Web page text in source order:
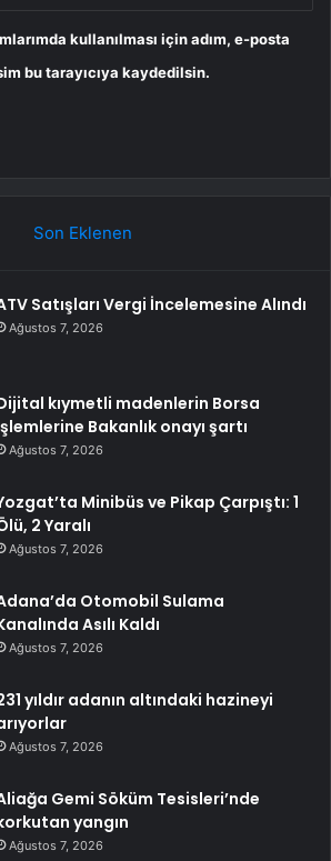
kullanılması için adım, e-posta
bu tarayıcıya kaydedilsin.
Son Eklenen
Satışları Vergi İncelemesine Alındı
Ağustos 7, 2026
kıymetli madenlerin Borsa
Bakanlık onayı şartı
Ağustos 7, 2026
Minibüs ve Pikap Çarpıştı: 1
2 Yaralı
Ağustos 7, 2026
Otomobil Sulama
Asılı Kaldı
Ağustos 7, 2026
yıldır adanın altındaki hazineyi
Ağustos 7, 2026
Gemi Söküm Tesisleri’nde
yangın
Ağustos 7, 2026